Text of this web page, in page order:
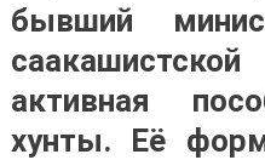
бывший
активная
хунты. Её